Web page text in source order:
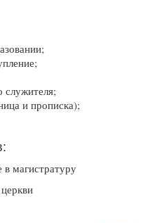
служителя;
и прописка);
в магистратуру